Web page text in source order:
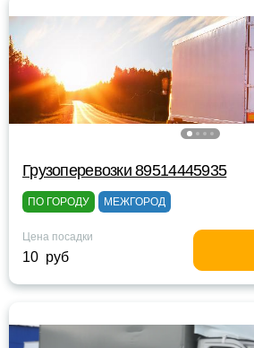
Грузоперевозки 89514445935
ПО ГОРОДУ МЕЖГОРОД
Цена посадки
10 руб